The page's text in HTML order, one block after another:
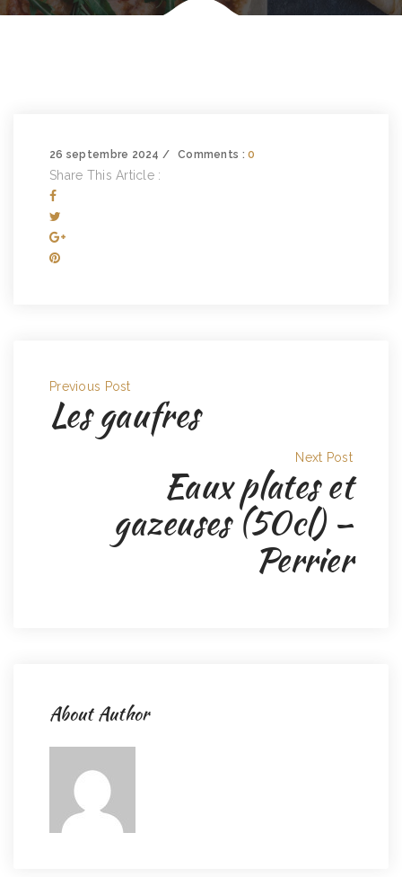
26 septembre 2024 Comments :0
Share This Article :
Previous Post
Les gaufres
Next Post
Eaux plates et
gazeuses (50cl) –
Perrier
About Author